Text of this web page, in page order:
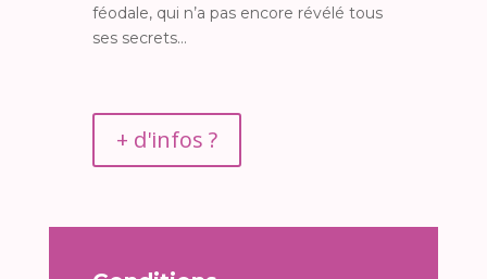
féodale, qui n’a pas encore révélé tous
ses secrets…
+ d'infos ?